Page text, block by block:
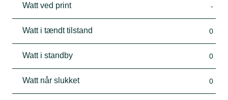
Watt ved print -
Watt i tændt tilstand 0
Watt i standby 0
Watt når slukket 0